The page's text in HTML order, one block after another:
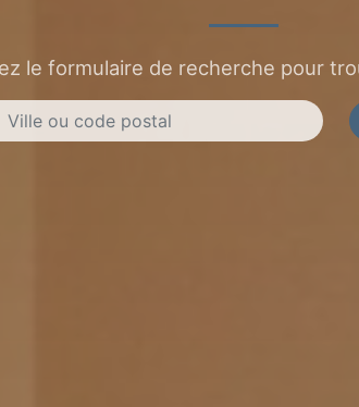
le formulaire de recherche pour